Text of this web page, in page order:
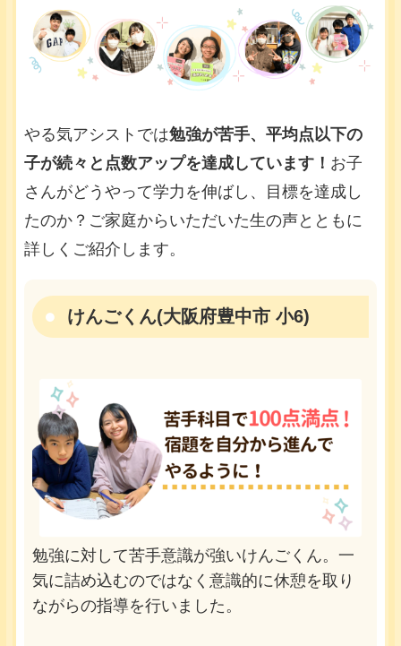
やる気アシストでは勉強が苦手、平均点以下の
子が続々と点数アップを達成しています！ お子
さんがどうやって学力を伸ばし、目標を達成し
たのか？ご家庭からいただいた生の声とともに
詳しくご紹介します。
けんごくん(大阪府豊中市 小6)
勉強に対して苦手意識が強いけんごくん。一
気に詰め込むのではなく意識的に休憩を取り
ながらの指導を行いました。